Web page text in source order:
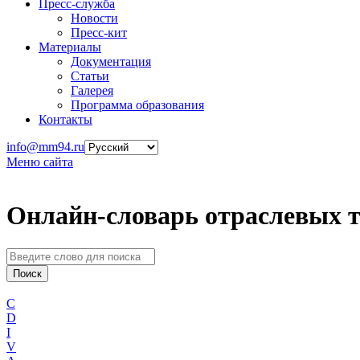
Пресс-служба
Новости
Пресс-кит
Материалы
Документация
Статьи
Галерея
Программа образования
Контакты
info@mm94.ru
Меню сайта
Онлайн-словарь отраслевых
C
D
I
V